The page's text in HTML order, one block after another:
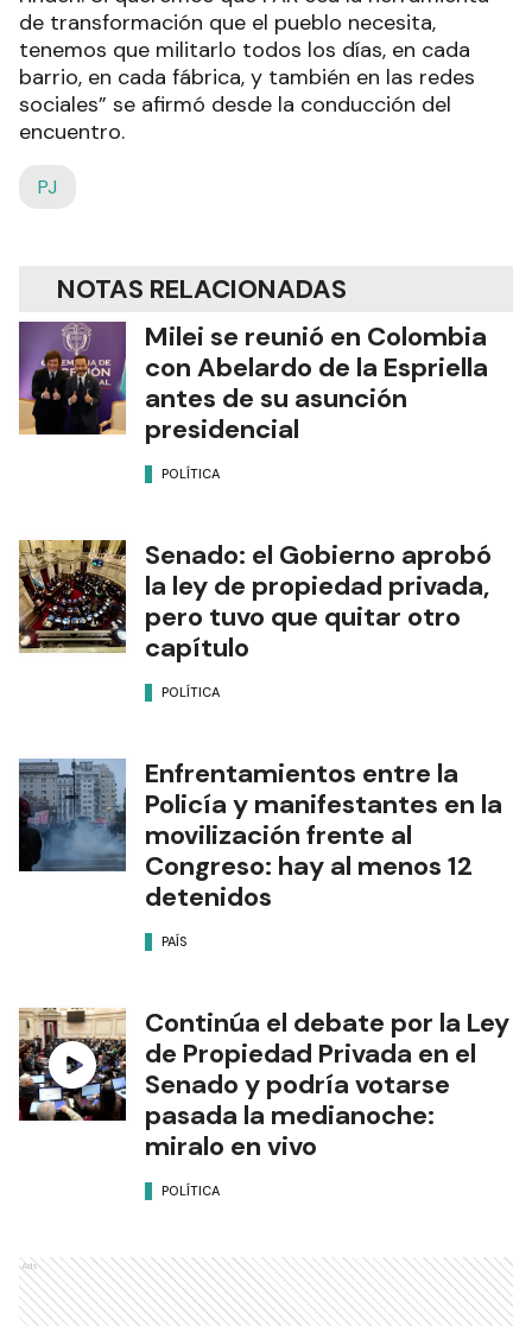
de transformación que el pueblo necesita,
tenemos que militarlo todos los días, en cada
barrio, en cada fábrica, y también en las redes
sociales” se afirmó desde la conducción del
encuentro.
PJ
NOTAS RELACIONADAS
Milei se reunió en Colombia
con Abelardo de la Espriella
antes de su asunción
presidencial
POLÍTICA
Senado: el Gobierno aprobó
la ley de propiedad privada,
pero tuvo que quitar otro
capítulo
POLÍTICA
Enfrentamientos entre la
Policía y manifestantes en la
movilización frente al
Congreso: hay al menos 12
detenidos
PAÍS
Continúa el debate por la Ley
de Propiedad Privada en el
Senado y podría votarse
pasada la medianoche:
miralo en vivo
POLÍTICA
Ads